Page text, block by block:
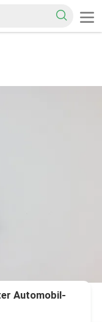
Automobil-